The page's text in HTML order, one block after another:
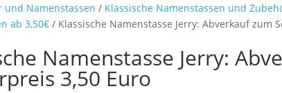
und Namenstassen / Klassische Namenstassen und
ab 3,50€ / Klassische Namenstasse Jerry: Abverkauf zum
Namenstasse Jerry:
3,50 Euro